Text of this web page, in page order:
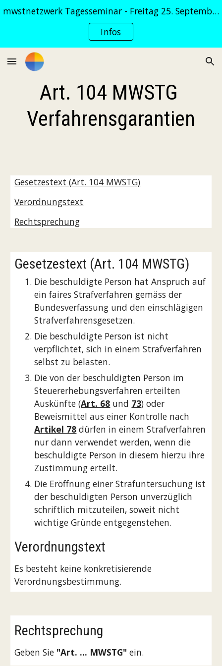
Skip to main content Skip to navigation
mwstnetzwerk Tagesseminar - Freitag 25. September 2026
Infos
Art. 104 MWSTG
Verfahrensgarantien
Gesetzestext (Art. 104 MWSTG)
Verordnungstext
Rechtsprechung
Gesetzestext (Art. 104 MWSTG)
Die beschuldigte Person hat Anspruch auf
ein faires Strafverfahren gemäss der
Bundesverfassung und den einschlägigen
Strafverfahrensgesetzen.
Die beschuldigte Person ist nicht
verpflichtet, sich in einem Strafverfahren
selbst zu belasten.
Die von der beschuldigten Person im
Steuererhebungsverfahren erteilten
Auskünfte (Art. 68 und 73) oder
Artikel 78 dürfen in einem Strafverfahren
nur dann verwendet werden, wenn die
beschuldigte Person in diesem hierzu ihre
Zustimmung erteilt.
Die Eröffnung einer Strafuntersuchung ist
der beschuldigten Person unverzüglich
schriftlich mitzuteilen, soweit nicht
wichtige Gründe entgegenstehen.
Verordnungstext
Es besteht keine konkretisierende
Verordnungsbestimmung.
Rechtsprechung
Geben Sie "Art. ... MWSTG" ein.